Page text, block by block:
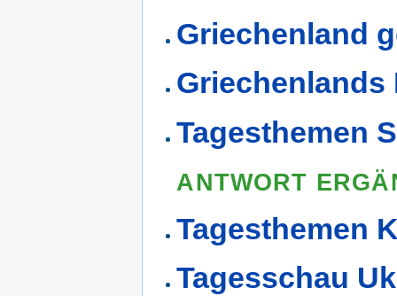
Griechenland
Griechenlands
Tagesthemen
ANTWORT
Tagesthemen
Tagesschau